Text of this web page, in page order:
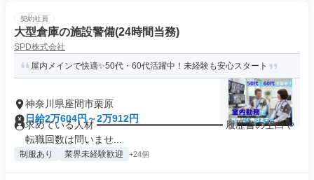
契約社員
大型倉庫の施設警備(24時間当務)
SPD株式会社
屋内メインで快適✨50代・60代活躍中！未経験も安心スタート
神奈川県座間市栗原
日給2万604円～2万912円
求めている人材 ══════════════════ 履歴書の空白や
転職回数は問いませ...
制服あり 業界未経験歓迎 +24個